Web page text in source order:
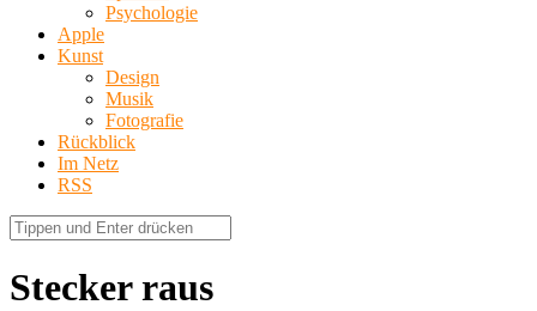
Psychologie
Apple
Kunst
Design
Musik
Fotografie
Rückblick
Im Netz
RSS
Stecker raus